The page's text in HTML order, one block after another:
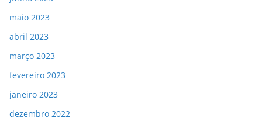
maio 2023
abril 2023
março 2023
fevereiro 2023
janeiro 2023
dezembro 2022